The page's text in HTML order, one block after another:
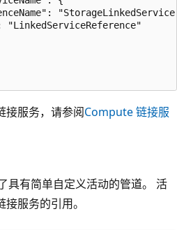
"LinkedServiceReference"
接服务，请参阅Compute 链接服
具有简单自定义活动的管道。 活
服务的引用。